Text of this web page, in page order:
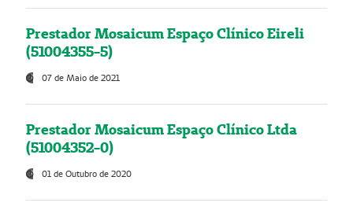
Prestador Mosaicum Espaço Clínico Eireli
(51004355-5)
07 de Maio de 2021
Prestador Mosaicum Espaço Clínico Ltda
(51004352-0)
01 de Outubro de 2020